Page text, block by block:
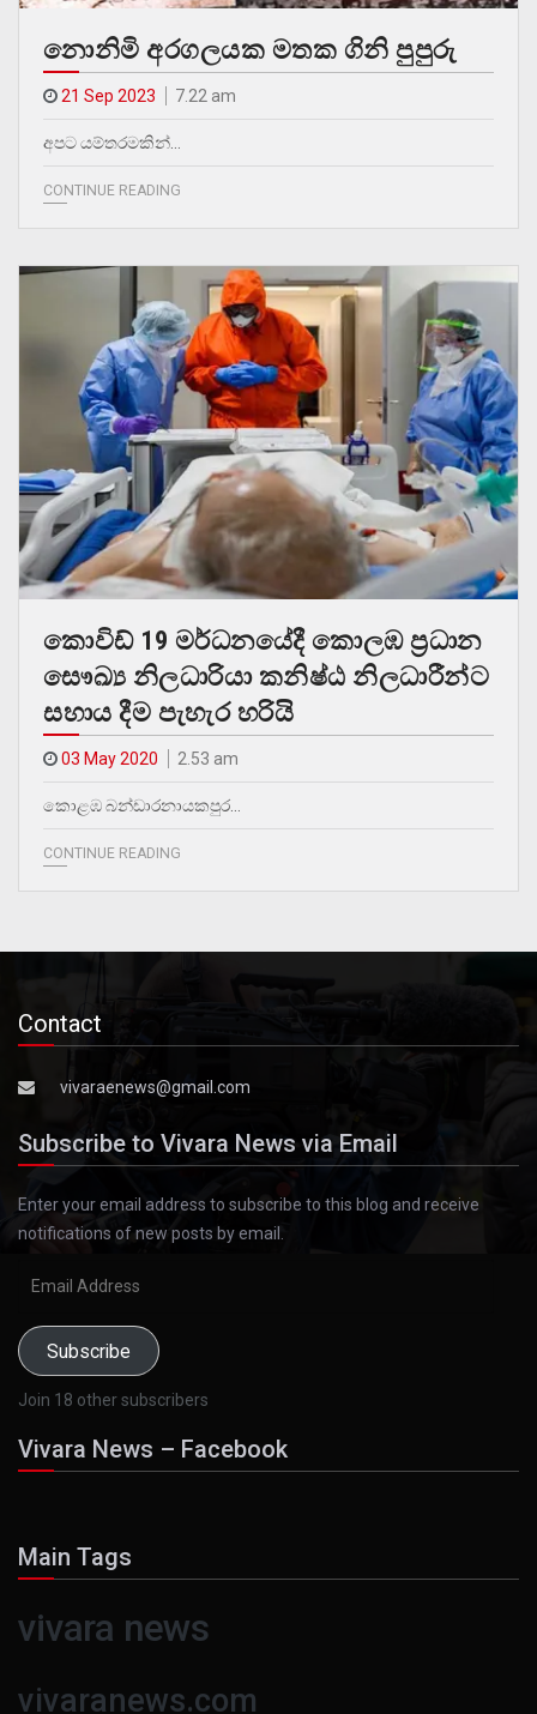
නොනිමි අරගලයක මතක ගිනි පුපුරු
21 Sep 2023 7.22 am
අපට යම්තරමකින්…
CONTINUE READING
කොවිඩ් 19 මර්ධනයේදී කොලඹ ප්‍රධාන
සෞඛ්‍ය නිලධාරියා කනිෂ්ඨ නිලධාරීන්ට
සහාය දීම පැහැර හරියි
03 May 2020 2.53 am
කොළඹ බන්ඩාරනායකපුර…
CONTINUE READING
Contact
vivaraenews@gmail.com
Subscribe to Vivara News via Email
Enter your email address to subscribe to this blog and receive
notifications of new posts by email.
Subscribe
Join 18 other subscribers
Vivara News – Facebook
Main Tags
vivara news
vivaranews.com